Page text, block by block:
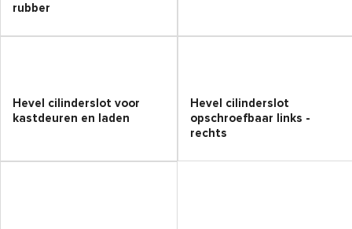
rubber
Hevel cilinderslot voor
kastdeuren en laden
Hevel cilinderslot
opschroefbaar links -
rechts